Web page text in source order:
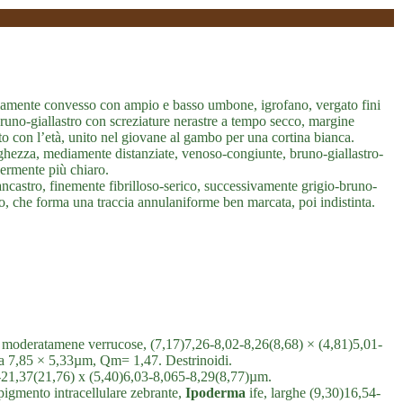
convesso con ampio e basso umbone, igrofano, vergato fini
giallastro con screziature nerastre a tempo secco, margine
con l’età, unito nel giovane al gambo per una cortina bianca.
mediamente distanziate, venoso-congiunte, bruno-giallastro-
più chiaro.
finemente fibrilloso-serico, successivamente grigio-bruno-
forma una traccia annulaniforme ben marcata, poi indistinta.
verrucose, (7,17)7,26-8,02-8,26(8,68) × (4,81)5,01-
7,85 × 5,33µm, Qm= 1,47. Destrinoidi.
x (5,40)6,03-8,065-8,29(8,77)µm.
intracellulare zebrante, Ipoderma ife, larghe (9,30)16,54-